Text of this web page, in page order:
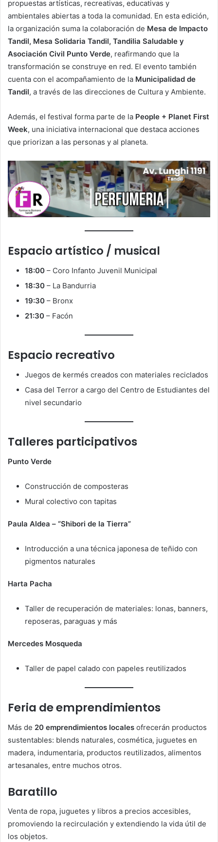
propuestas artísticas, recreativas, educativas y
ambientales abiertas a toda la comunidad. En esta edición,
la organización suma la colaboración de Mesa de Impacto
Tandil, Mesa Solidaria Tandil, Tandilia Saludable y
Asociación Civil Punto Verde, reafirmando que la
transformación se construye en red. El evento también
cuenta con el acompañamiento de la Municipalidad de
Tandil, a través de las direcciones de Cultura y Ambiente.
Además, el festival forma parte de la People + Planet First
Week, una iniciativa internacional que destaca acciones
que priorizan a las personas y al planeta.
Espacio artístico / musical
18:00 – Coro Infanto Juvenil Municipal
18:30 – La Bandurria
19:30 – Bronx
21:30 – Facón
Espacio recreativo
Juegos de kermés creados con materiales reciclados
Casa del Terror a cargo del Centro de Estudiantes del
nivel secundario
Talleres participativos
Punto Verde
Construcción de composteras
Mural colectivo con tapitas
Paula Aldea – “Shibori de la Tierra”
Introducción a una técnica japonesa de teñido con
pigmentos naturales
Harta Pacha
Taller de recuperación de materiales: lonas, banners,
reposeras, paraguas y más
Mercedes Mosqueda
Taller de papel calado con papeles reutilizados
Feria de emprendimientos
Más de 20 emprendimientos locales ofrecerán productos
sustentables: blends naturales, cosmética, juguetes en
madera, indumentaria, productos reutilizados, alimentos
artesanales, entre muchos otros.
Baratillo
Venta de ropa, juguetes y libros a precios accesibles,
promoviendo la recirculación y extendiendo la vida útil de
los objetos.